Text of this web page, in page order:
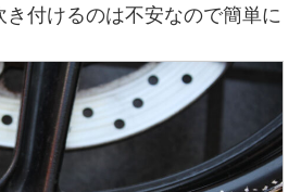
き付けるのは不安なので簡単に